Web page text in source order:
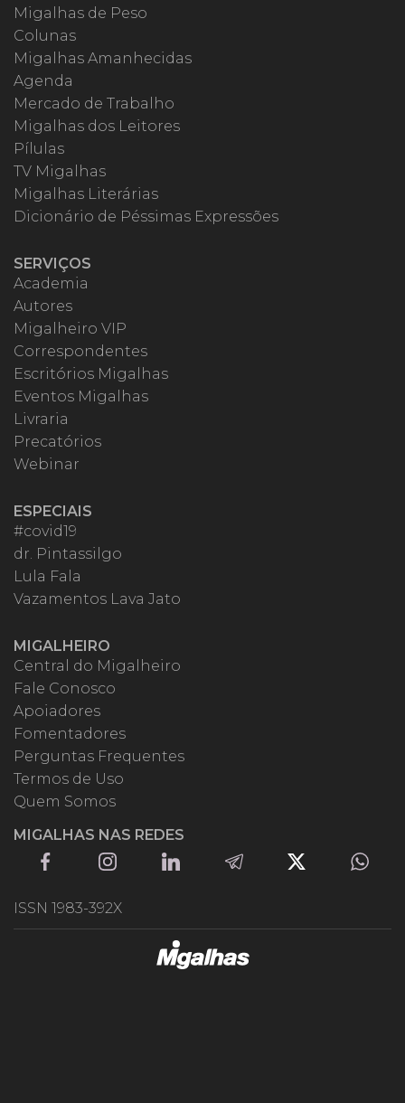
Migalhas de Peso
Colunas
Migalhas Amanhecidas
Agenda
Mercado de Trabalho
Migalhas dos Leitores
Pílulas
TV Migalhas
Migalhas Literárias
Dicionário de Péssimas Expressões
SERVIÇOS
Academia
Autores
Migalheiro VIP
Correspondentes
Escritórios Migalhas
Eventos Migalhas
Livraria
Precatórios
Webinar
ESPECIAIS
#covid19
dr. Pintassilgo
Lula Fala
Vazamentos Lava Jato
MIGALHEIRO
Central do Migalheiro
Fale Conosco
Apoiadores
Fomentadores
Perguntas Frequentes
Termos de Uso
Quem Somos
MIGALHAS NAS REDES
ISSN 1983-392X